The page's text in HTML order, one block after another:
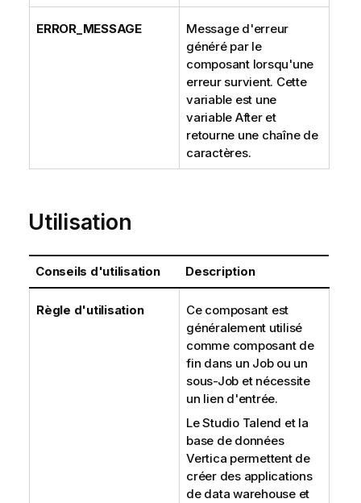
ERROR_MESSAGE
Message d'erreur
généré par le
composant lorsqu'une
erreur survient. Cette
variable est une
variable After et
retourne une chaîne de
caractères.
Utilisation
Conseils d'utilisation Description
Règle d'utilisation
Ce composant est
généralement utilisé
comme composant de
fin dans un Job ou un
sous-Job et nécessite
un lien d'entrée.
LeStudio Talend et la
base de données
Vertica permettent de
créer des applications
de data warehouse et